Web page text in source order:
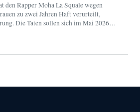
den Rapper Moha La Squale wegen
zu zwei Jahren Haft verurteilt,
Die Taten sollen sich im Mai 2026 in